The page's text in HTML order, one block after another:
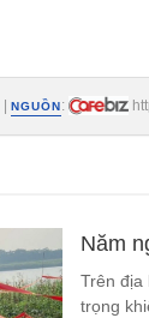
| NGUỒN:
Năm
Trên địa
trọng